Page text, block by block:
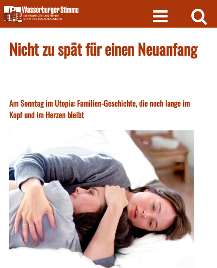
Skip
to
content
Nicht zu spät für einen Neuanfang
Am Sonntag im Utopia: Familien-Geschichte, die noch lange im
Kopf und im Herzen bleibt